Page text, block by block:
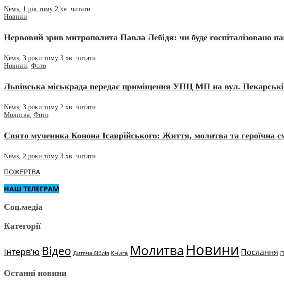
News, 1 рік тому 2 хв. читати
Новини
Нервовий зрив митрополита Павла Лебідя: чи буде госпіталізовано
News 3 роки тому 3 хв. читати
Новини Фото
Львівська міськрада передає приміщення УПЦ МП на вул.
News 3 роки тому 2 хв. читати
Молитва Фото
Свято мученика Конона Ісаврійського: Життя, молитва та героїчна
News 2 роки тому 3 хв. читати
ПОЖЕРТВА
НАШ ТЕЛЕГРАМ
Соц.медіа
Категорії
Інтерв'ю Відео Дитяча біблія Книга МолитваНовини Послання
Останні новини